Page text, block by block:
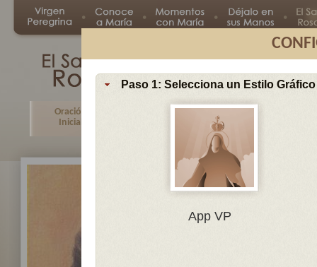
Paso 1: Selecciona un Estilo Gráfico
App VP
Oración
Inicial
Misterio